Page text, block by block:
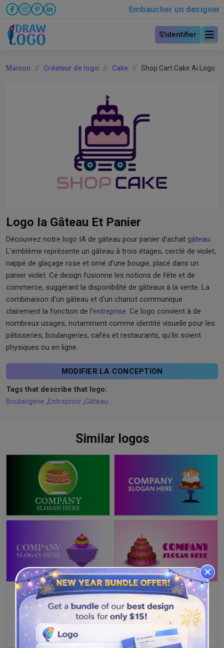
Embaucher un designer
S'identifier
Maison Créateur de logo Cake Shop Cart Cake Ai Logo
Logo Ia Gâteau Et Panier
Découvrez notre logo IA de gâteau pour panier d'achat gâteau
L'emblème représente un gâteau à trois étages, cerclé de violet,
nappé de glaçage rose et orné d'une bougie, placé dans un
panier violet. Ce design fusionne les notions de fête et de
commerce, suggérant la disponibilité de gâteaux à la vente. La
combinaison d'un gâteau et d'un chariot communique
clairement la fonction de l'entreprise . Ce logo convient à de
nombreux usages, notamment comme identité visuelle pour les
pâtisseries, boulangeries, cafés et restaurants, qu'ils soient
physiques ou en ligne.
MODIFIER LA CONCEPTION
Tags that describe that logo:
Boulangerie ,Entreprise ,Gâteau
Similar logos